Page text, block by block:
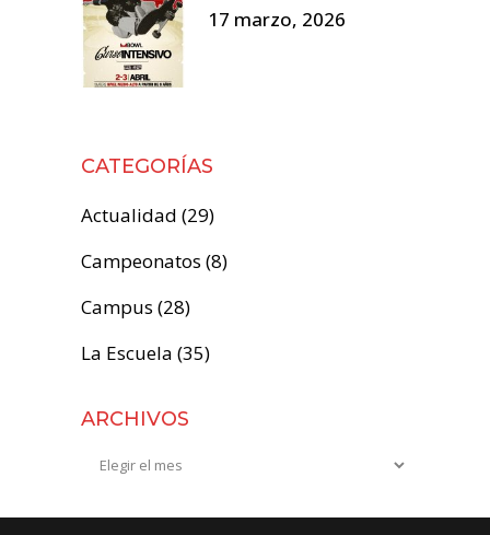
17 marzo, 2026
CATEGORÍAS
Actualidad (29)
Campeonatos (8)
Campus (28)
La Escuela (35)
ARCHIVOS
Archivos